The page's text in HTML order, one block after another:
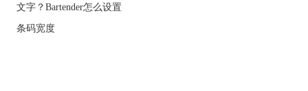
文字？Bartender怎么设置
条码宽度